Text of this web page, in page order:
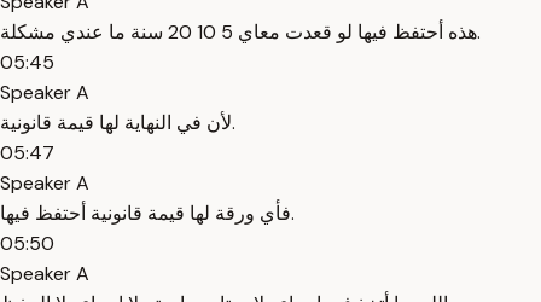
هذه أحتفظ فيها لو قعدت معاي 5 10 20 سنة ما عندي مشكلة.
05:45
Speaker A
لأن في النهاية لها قيمة قانونية.
05:47
Speaker A
فأي ورقة لها قيمة قانونية أحتفظ فيها.
05:50
Speaker A